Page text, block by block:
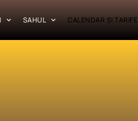
SAHUL CALENDAR ȘI TARIFE